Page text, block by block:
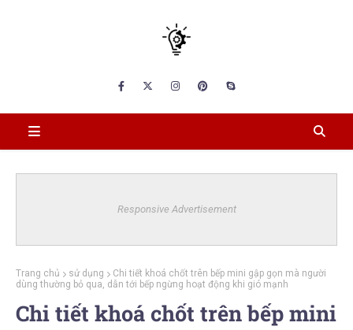
Responsive Advertisement
Trang chủ sử dụng
Chi tiết khoá chốt trên bếp mini gập gọn mà người
dùng thường bỏ qua, dẫn tới bếp ngừng hoạt động khi gió mạnh
Chi tiết khoá chốt trên bếp mini